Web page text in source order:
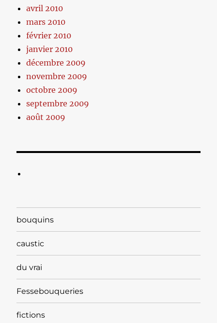
avril 2010
mars 2010
février 2010
janvier 2010
décembre 2009
novembre 2009
octobre 2009
septembre 2009
août 2009
bouquins
caustic
du vrai
Fessebouqueries
fictions